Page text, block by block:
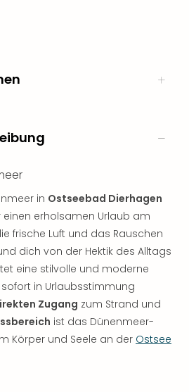
in Ostseebad Dierhagen
einen erholsamen Urlaub am
frische Luft und das Rauschen
dich von der Hektik des Alltags
eine stilvolle und moderne
in Urlaubsstimmung
Zugang zum Strand und
ist das Dünenmeer-
Körper und Seele an der Ostsee